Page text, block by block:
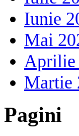
Iunie
Mai
Aprilie
Martie
Pagini